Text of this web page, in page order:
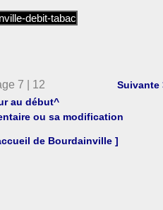
7 | 12
Suivante
au début^
ou sa modification
de Bourdainville ]